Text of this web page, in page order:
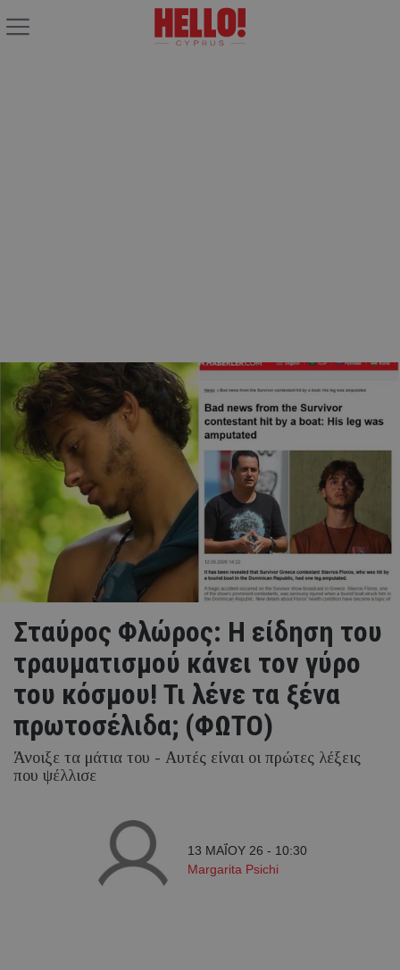
Σταύρος Φλώρος: Η είδηση του
τραυματισμού κάνει τον γύρο
του κόσμου! Τι λένε τα ξένα
πρωτοσέλιδα; (ΦΩΤΟ)
Άνοιξε τα μάτια του - Aυτές είναι οι πρώτες λέξεις
που ψέλλισε
13 ΜΑΪ́ΟΥ 26 - 10:30
Margarita Psichi